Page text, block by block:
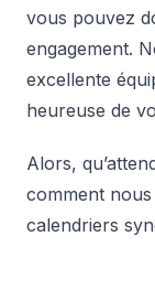
vous pouvez
engagement.
excellente
heureuse de
Alors,
comment
calendriers